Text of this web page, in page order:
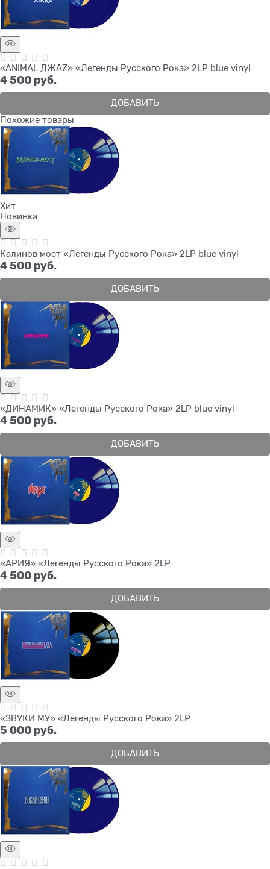
«ANIMAL ДЖАZ» «Легенды Русского Рока» 2LP blue vinyl
4 500 руб.
ДОБАВИТЬ
Похожие товары
Хит
Новинка
Калинов мост «Легенды Русского Рока» 2LP blue vinyl
4 500 руб.
ДОБАВИТЬ
«ДИНАМИК» «Легенды Русского Рока» 2LP blue vinyl
4 500 руб.
ДОБАВИТЬ
«АРИЯ» «Легенды Русского Рока» 2LP
4 500 руб.
ДОБАВИТЬ
«ЗВУКИ МУ» «Легенды Русского Рока» 2LP
5 000 руб.
ДОБАВИТЬ